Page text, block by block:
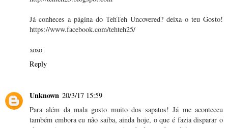
Já conheces a página do TehTeh Uncovered? deixa o teu Gosto!
https://www.facebook.com/tehteh25/
xoxo
Reply
Unknown 20/3/17 15:59
Para além da mala gosto muito dos sapatos! Já me aconteceu
também embora eu não saiba, ainda hoje, o que é fazia disparar o